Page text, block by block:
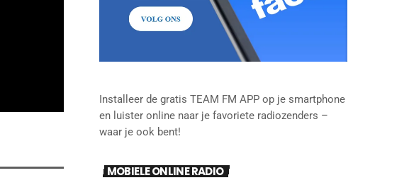
Installeer de gratis TEAM FM APP op je smartphone
en luister online naar je favoriete radiozenders –
waar je ook bent!
MOBIELE ONLINE RADIO